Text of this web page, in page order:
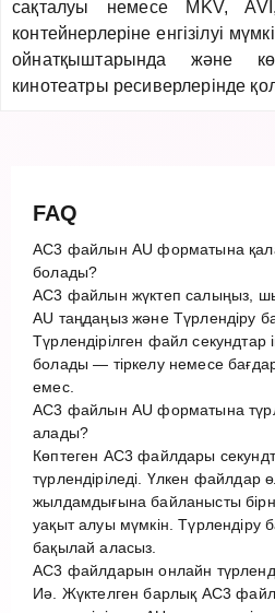
сақталуы немесе MKV,
контейнерлеріне енгізілуі
ойнатқыштарында және
кинотеатры ресиверлерінде
FAQ
AC3 файлын AU форматына
болады?
AC3 файлын жүктеп салыңыз,
AU таңдаңыз және Түрлендіру
Түрлендірілген файл секундтар
болады — тіркелу немесе
емес.
AC3 файлын AU форматына
алады?
Көптеген AC3 файлдары
түрлендіріледі. Үлкен файлдар
жылдамдығына байланысты
уақыт алуы мүмкін. Түрлендіру
бақылай аласыз.
AC3 файлдарын онлайн
Иә. Жүктелген барлық AC3